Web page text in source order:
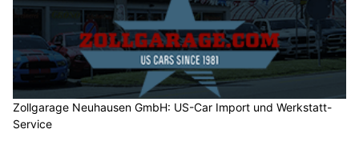
Zollgarage Neuhausen GmbH: US-Car Import und Werkstatt-
Service